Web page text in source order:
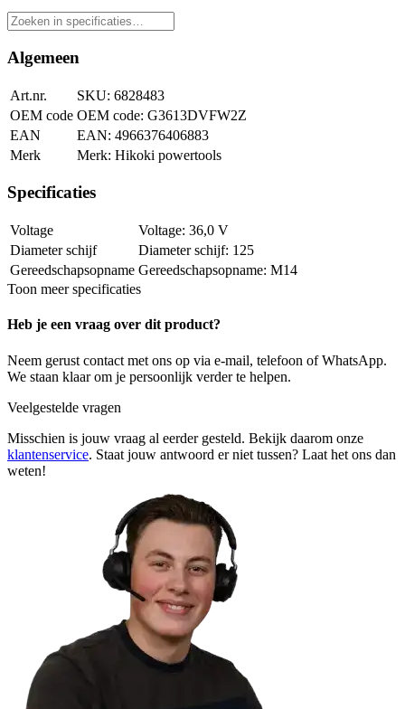
Algemeen
Art.nr.
6828483
OEM code
G3613DVFW2Z
EAN
4966376406883
Merk
Hikoki powertools
Specificaties
Voltage
36,0 V
Diameter schijf
125
Gereedschapsopname
M14
Toon meer specificaties
Heb je een vraag over dit product?
Neem gerust contact met ons op via e-mail, telefoon of WhatsApp.
We staan klaar om je persoonlijk verder te helpen.
Veelgestelde vragen
Misschien is jouw vraag al eerder gesteld. Bekijk daarom onze
klantenservice. Staat jouw antwoord er niet tussen? Laat het ons dan
weten!